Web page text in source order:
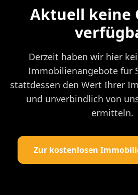
Aktuell keine
Derzeit haben wir hier
Immobilienangebote für
stattdessen den Wert Ihrer
und unverbindlich von
ermitteln.
Zur kostenlosen